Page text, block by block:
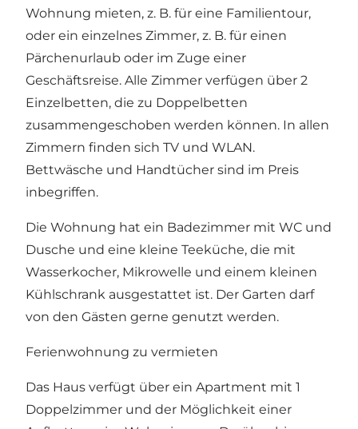
Wohnung mieten, z. B. für eine Familientour,
oder ein einzelnes Zimmer, z. B. für einen
Pärchenurlaub oder im Zuge einer
Geschäftsreise. Alle Zimmer verfügen über 2
Einzelbetten, die zu Doppelbetten
zusammengeschoben werden können. In allen
Zimmern finden sich TV und WLAN.
Bettwäsche und Handtücher sind im Preis
inbegriffen.
Die Wohnung hat ein Badezimmer mit WC und
Dusche und eine kleine Teeküche, die mit
Wasserkocher, Mikrowelle und einem kleinen
Kühlschrank ausgestattet ist. Der Garten darf
von den Gästen gerne genutzt werden.
Ferienwohnung zu vermieten
Das Haus verfügt über ein Apartment mit 1
Doppelzimmer und der Möglichkeit einer